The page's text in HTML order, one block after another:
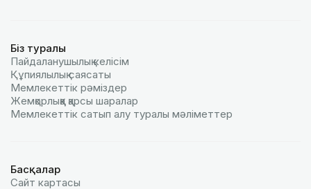
Біз туралы
Пайдаланушылық келiciм
Құпиялылық саясаты
Мемлекеттік рәміздер
Жемқорлыққа қарсы шаралар
Мемлекеттік сатып алу туралы мәлiметтер
Басқалар
Сайт картасы